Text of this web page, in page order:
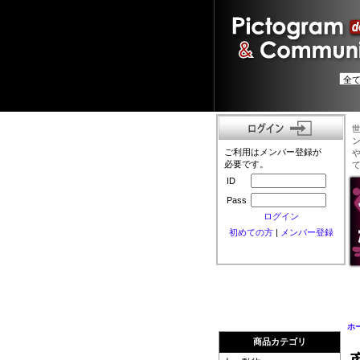
ご利用はメンバー登録が
必要です。
ID
Pass
ログイン
初めての方| メンバー登録
商品カテゴリ
ホ